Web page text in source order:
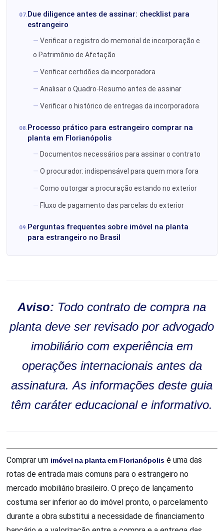
Due diligence antes de assinar: checklist para
estrangeiro
Verificar o registro do memorial de incorporação e
o Patrimônio de Afetação
Verificar certidões da incorporadora
Analisar o Quadro-Resumo antes de assinar
Verificar o histórico de entregas da incorporadora
Processo prático para estrangeiro comprar na
planta em Florianópolis
Documentos necessários para assinar o contrato
O procurador: indispensável para quem mora fora
Como outorgar a procuração estando no exterior
Fluxo de pagamento das parcelas do exterior
Perguntas frequentes sobre imóvel na planta
para estrangeiro no Brasil
Aviso: Todo contrato de compra na
planta deve ser revisado por advogado
imobiliário com experiência em
operações internacionais antes da
assinatura. As informações deste guia
têm caráter educacional e informativo.
Comprar um imóvel na planta em Florianópolis é uma das
rotas de entrada mais comuns para o estrangeiro no
mercado imobiliário brasileiro. O preço de lançamento
costuma ser inferior ao do imóvel pronto, o parcelamento
durante a obra substitui a necessidade de financiamento